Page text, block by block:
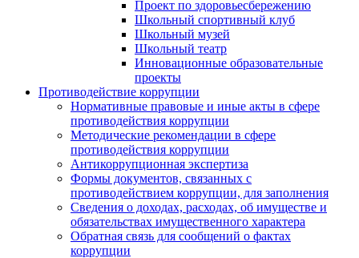
Проект по здоровьесбережению
Школьный спортивный клуб
Школьный музей
Школьный театр
Инновационные образовательные
проекты
Противодействие коррупции
Нормативные правовые и иные акты в сфере
противодействия коррупции
Методические рекомендации в сфере
противодействия коррупции
Антикоррупционная экспертиза
Формы документов, связанных с
противодействием коррупции, для заполнения
Сведения о доходах, расходах, об имуществе и
обязательствах имущественного характера
Обратная связь для сообщений о фактах
коррупции